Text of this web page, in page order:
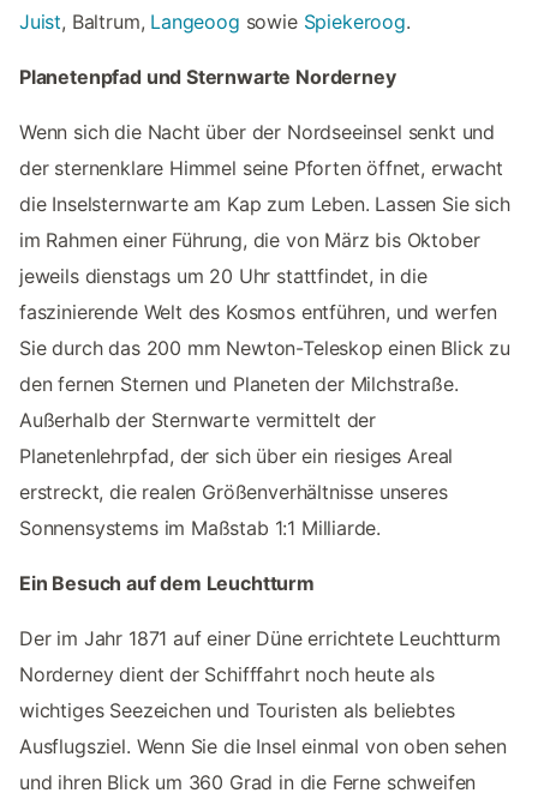
Juist, Baltrum, Langeoog sowie Spiekeroog.
Planetenpfad und Sternwarte Norderney
Wenn sich die Nacht über der Nordseeinsel senkt und
der sternenklare Himmel seine Pforten öffnet, erwacht
die Inselsternwarte am Kap zum Leben. Lassen Sie sich
im Rahmen einer Führung, die von März bis Oktober
jeweils dienstags um 20 Uhr stattfindet, in die
faszinierende Welt des Kosmos entführen, und werfen
Sie durch das 200 mm Newton-Teleskop einen Blick zu
den fernen Sternen und Planeten der Milchstraße.
Außerhalb der Sternwarte vermittelt der
Planetenlehrpfad, der sich über ein riesiges Areal
erstreckt, die realen Größenverhältnisse unseres
Sonnensystems im Maßstab 1:1 Milliarde.
Ein Besuch auf dem Leuchtturm
Der im Jahr 1871 auf einer Düne errichtete Leuchtturm
Norderney dient der Schifffahrt noch heute als
wichtiges Seezeichen und Touristen als beliebtes
Ausflugsziel. Wenn Sie die Insel einmal von oben sehen
und ihren Blick um 360 Grad in die Ferne schweifen